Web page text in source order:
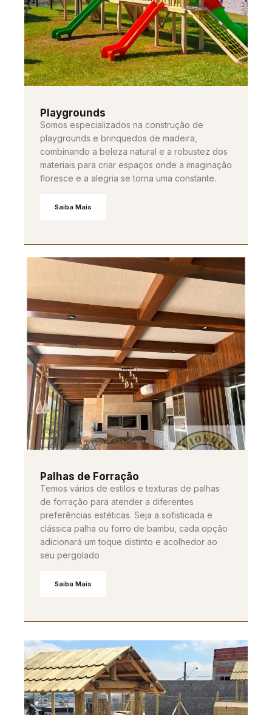
Playgrounds
Somos especializados na construção de
playgrounds e brinquedos de madeira,
combinando a beleza natural e a robustez dos
materiais para criar espaços onde a imaginação
floresce e a alegria se torna uma constante.
Saiba Mais
Palhas de Forração
Temos vários de estilos e texturas de palhas
de forração para atender a diferentes
preferências estéticas. Seja a sofisticada e
clássica palha ou forro de bambu, cada opção
adicionará um toque distinto e acolhedor ao
seu pergolado
Saiba Mais